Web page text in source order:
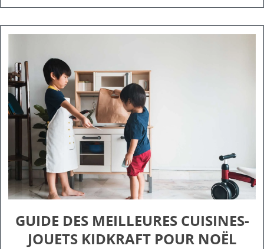
GUIDE DES MEILLEURES CUISINES-
JOUETS KIDKRAFT POUR NOËL